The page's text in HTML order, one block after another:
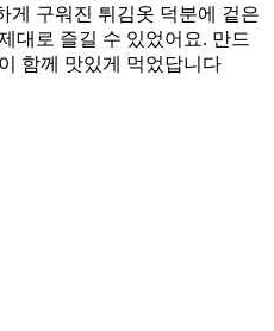
게 구워진 튀김옷 덕분에 겉은
대로 즐길 수 있었어요. 만드
함께 맛있게 먹었답니다